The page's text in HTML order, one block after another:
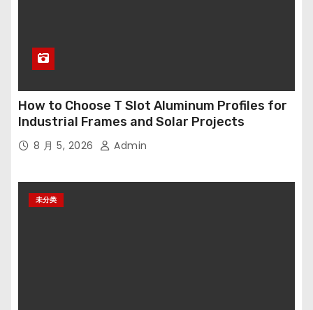
How to Choose T Slot Aluminum Profiles for
Industrial Frames and Solar Projects
8 月 5, 2026 Admin
未分类